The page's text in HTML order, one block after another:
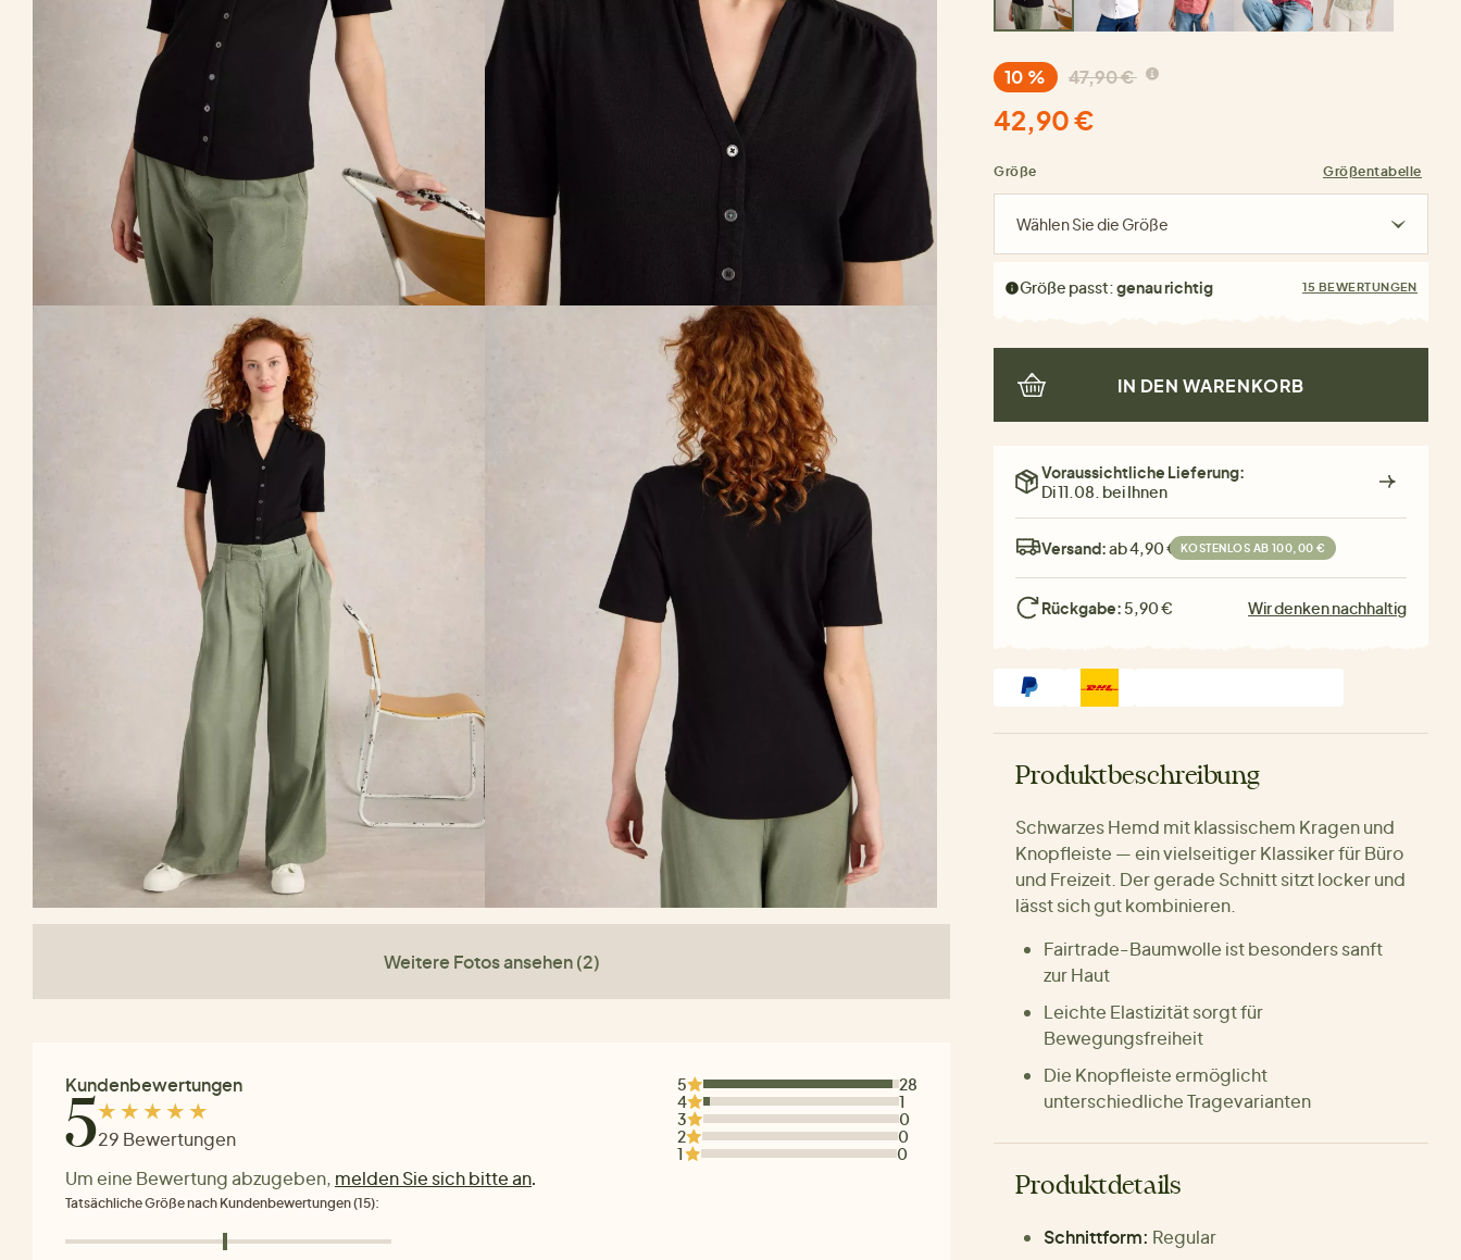
Weitere Fotos ansehen (2)
Kundenbewertungen
529 Bewertungen
Um eine Bewertung abzugeben, melden Sie sich bitte an.
5
28
4
1
3
0
2
0
1
0
Tatsächliche Größe nach Kundenbewertungen (15):
10 % 47,90 €
42,90 €
Größe Größentabelle
Wählen Sie die Größe
Größe passt:genau richtig 15 BEWERTUNGEN
IN DEN WARENKORB
Voraussichtliche Lieferung:
Di 11.08. bei Ihnen
Versand:ab 4,90 € KOSTENLOS AB 100,00 €
Rückgabe: 5,90 € Wir denken nachhaltig
Produktbeschreibung
Schwarzes Hemd mit klassischem Kragen und
Knopfleiste — ein vielseitiger Klassiker für Büro
und Freizeit. Der gerade Schnitt sitzt locker und
lässt sich gut kombinieren.
Fairtrade-Baumwolle ist besonders sanft
zur Haut
Leichte Elastizität sorgt für
Bewegungsfreiheit
Die Knopfleiste ermöglicht
unterschiedliche Tragevarianten
Produktdetails
Schnittform: Regular